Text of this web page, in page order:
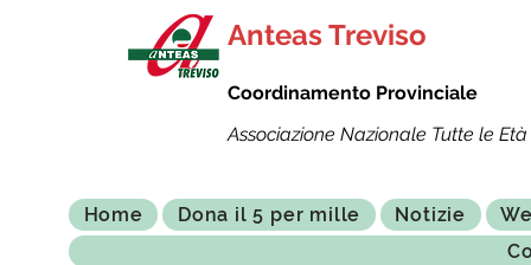
Anteas Treviso
Coordinamento Provinciale
Associazione Nazionale Tutte le
Home Dona il 5 per mille Notizie